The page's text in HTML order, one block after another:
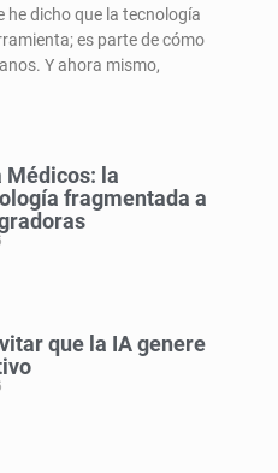
he dicho que la tecnología
es parte de cómo
Y ahora mismo,
Médicos: la
fragmentada a
que la IA genere